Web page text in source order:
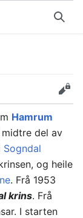
Søk
Rediger
Hamrum
del av
Sogndal
og heile
. Frå 1953
krins. Frå
I starten